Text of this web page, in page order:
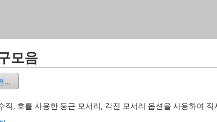
모음
...
직, 호를 사용한 둥근 모서리, 각진 모서리 옵션을 사용하여